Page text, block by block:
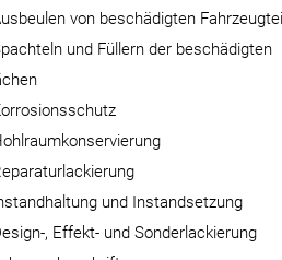
von beschädigten
und Füllern der beschädigten
und Instandsetzung
, Effekt- und Sonderlackierung